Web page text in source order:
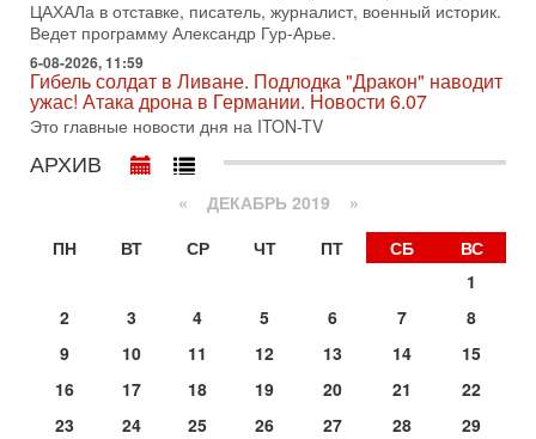
31-07-2026, 09:02
Битва за разоружение ХАМАСа - НОВОСТИ
31/07/2026
Сегодня президент США Дональд Трамп заявил о
достижении исторического соглашения о полном
разоружении ХАМАСа и других вооруженных группировок в
30-07-2026, 17:59
Иран доведет Трампа до крайних мер? Разбор и
оценка от военного обозревателя Давида Шарпа
Ситуация вокруг противостояния Ирана и США накаляется
с каждым днем. Почему Трамп в самый последний момент
отменил решение о нанесении тяжелых ударов
Покупатель авиакомпании «Аркия» намерен
запретить полеты по субботам!
разгорается громкий конфликт.
Вчера, 16:56
ЦАХАЛа в отставке, писатель, журналист, военный историк.
Ведет программу Александр Гур-Арье.
6-08-2026, 11:59
Гибель солдат в Ливане. Подлодка "Дракон" наводит
ужас! Атака дрона в Германии. Новости 6.07
Это главные новости дня на ITON-TV
АРХИВ
« ДЕКАБРЬ 2019 »
ПН
ВТ СР ЧТ ПТ СБ
ВС
1
2
3 4 5 6 7
8
9
10 11 12 13 14
15
16
17 18 19 20 21
22
23
24 25 26 27 28
29